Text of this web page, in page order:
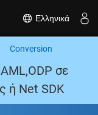
Ελληνικά
Conversion
σε
ή Net SDK